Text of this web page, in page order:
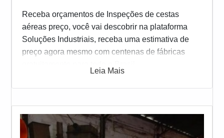
Receba orçamentos de Inspeções de cestas
aéreas preço, você vai descobrir na plataforma
Soluções Industriais, receba uma estimativa de
preço agora mesmo com centenas de fábricas
Leia Mais